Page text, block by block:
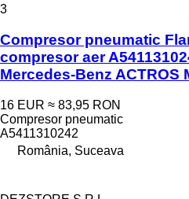
3
Compresor pneumatic
compresor aer
Mercedes-Benz ACTROS
16 EUR ≈ 83,95 RON
Compresor pneumatic
A5411310242
România, Suceava